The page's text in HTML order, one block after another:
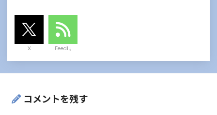
X Feedly
コメントを残す